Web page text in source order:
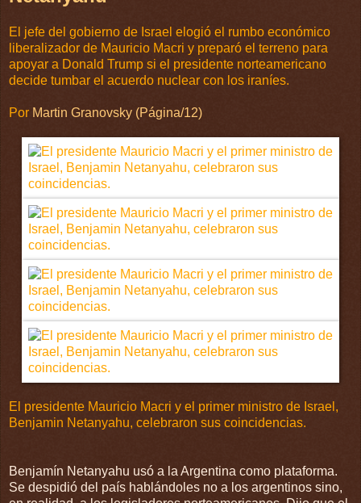
El jefe del gobierno de Israel elogió el rumbo económico
liberalizador de Mauricio Macri y preparó el terreno para
apoyar a Donald Trump si el presidente norteamericano
decide tumbar el acuerdo nuclear con los iraníes.
Por Martin Granovsky (Página/12)
El presidente Mauricio Macri y el primer ministro de Israel,
Benjamin Netanyahu, celebraron sus coincidencias.
Benjamín Netanyahu usó a la Argentina como plataforma.
Se despidió del país hablándoles no a los argentinos sino,